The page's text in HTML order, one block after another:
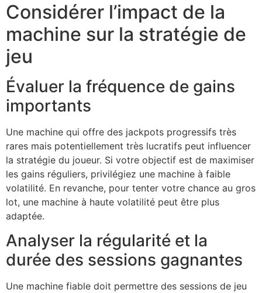
Considérer l’impact de la
machine sur la stratégie de
jeu
Évaluer la fréquence de gains
importants
Une machine qui offre des jackpots progressifs très
rares mais potentiellement très lucratifs peut influencer
la stratégie du joueur. Si votre objectif est de maximiser
les gains réguliers, privilégiez une machine à faible
volatilité. En revanche, pour tenter votre chance au gros
lot, une machine à haute volatilité peut être plus
adaptée.
Analyser la régularité et la
durée des sessions gagnantes
Une machine fiable doit permettre des sessions de jeu